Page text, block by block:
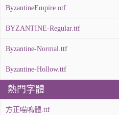
ByzantineEmpire.otf
BYZANTINE-Regular.ttf
Byzantine-Normal.ttf
Byzantine-Hollow.ttf
熱門字體
方正喵嗚體.ttf